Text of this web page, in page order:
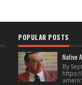
POPULAR POSTS
Native
By